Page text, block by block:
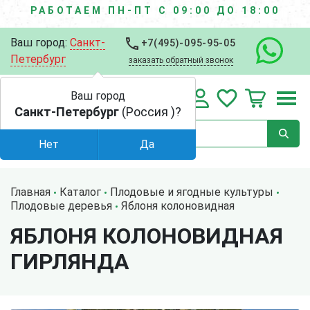
РАБОТАЕМ ПН-ПТ С 09:00 ДО 18:00
Ваш город: Санкт-
Петербург
+7(495)-095-95-05
заказать обратный звонок
Главная Каталог
Плодовые и ягодные культуры
Плодовые деревья
Яблоня колоновидная
ЯБЛОНЯ КОЛОНОВИДНАЯ
ГИРЛЯНДА
Ваш город
Санкт-Петербург (Россия )?
Нет Да